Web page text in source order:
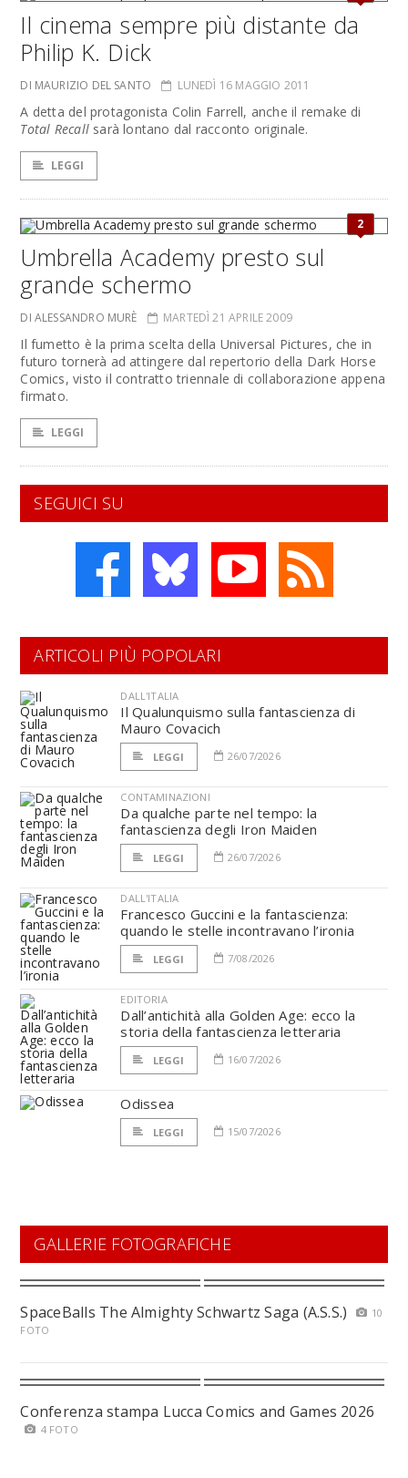
Il cinema sempre più distante da
Philip K. Dick
DI MAURIZIO DEL SANTO LUNEDÌ 16 MAGGIO 2011
A detta del protagonista Colin Farrell, anche il remake di
Total Recallsarà lontano dal racconto originale.
LEGGI
2
Umbrella Academy presto sul
grande schermo
DI ALESSANDRO MURÈ MARTEDÌ 21 APRILE 2009
Il fumetto è la prima scelta della Universal Pictures, che in
futuro tornerà ad attingere dal repertorio della Dark Horse
Comics, visto il contratto triennale di collaborazione appena
firmato.
LEGGI
SEGUICI SU
ARTICOLI PIÙ POPOLARI
DALL'ITALIA
Il Qualunquismo sulla fantascienza di
Mauro Covacich
LEGGI 26/07/2026
CONTAMINAZIONI
Da qualche parte nel tempo: la
fantascienza degli Iron Maiden
LEGGI 26/07/2026
DALL'ITALIA
Francesco Guccini e la fantascienza:
quando le stelle incontravano l’ironia
LEGGI 7/08/2026
EDITORIA
Dall’antichità alla Golden Age: ecco la
storia della fantascienza letteraria
LEGGI 16/07/2026
Odissea
LEGGI 15/07/2026
GALLERIE FOTOGRAFICHE
SpaceBalls The Almighty Schwartz Saga (A.S.S.)
10
FOTO
Conferenza stampa Lucca Comics and Games 2026
4 FOTO